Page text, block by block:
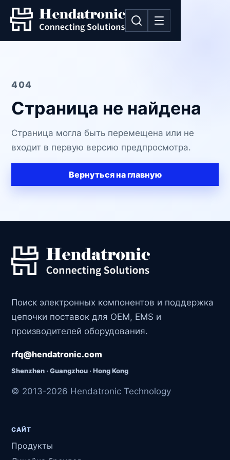
404
Страница не найдена
Страница могла быть перемещена или не
входит в первую версию предпросмотра.
Вернуться на главную
Поиск электронных компонентов и поддержка
цепочки поставок для OEM, EMS и
производителей оборудования.
rfq@hendatronic.com
Shenzhen · Guangzhou · Hong Kong
© 2013-2026 Hendatronic Technology
САЙТ
Продукты